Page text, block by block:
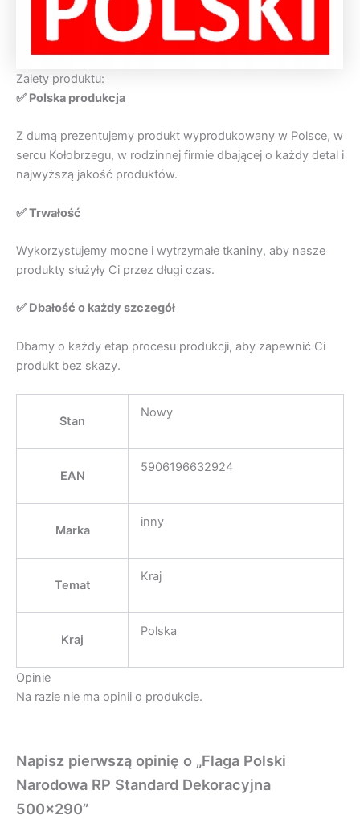
Zalety produktu:
✅ Polska produkcja
Z dumą prezentujemy produkt wyprodukowany w Polsce, w
sercu Kołobrzegu, w rodzinnej firmie dbającej o każdy detal i
najwyższą jakość produktów.
✅ Trwałość
Wykorzystujemy mocne i wytrzymałe tkaniny, aby nasze
produkty służyły Ci przez długi czas.
✅ Dbałość o każdy szczegół
Dbamy o każdy etap procesu produkcji, aby zapewnić Ci
produkt bez skazy.
Stan
Nowy
EAN
5906196632924
Marka
inny
Temat
Kraj
Kraj
Polska
Opinie
Na razie nie ma opinii o produkcie.
Napisz pierwszą opinię o „Flaga Polski
Narodowa RP Standard Dekoracyjna
500×290”